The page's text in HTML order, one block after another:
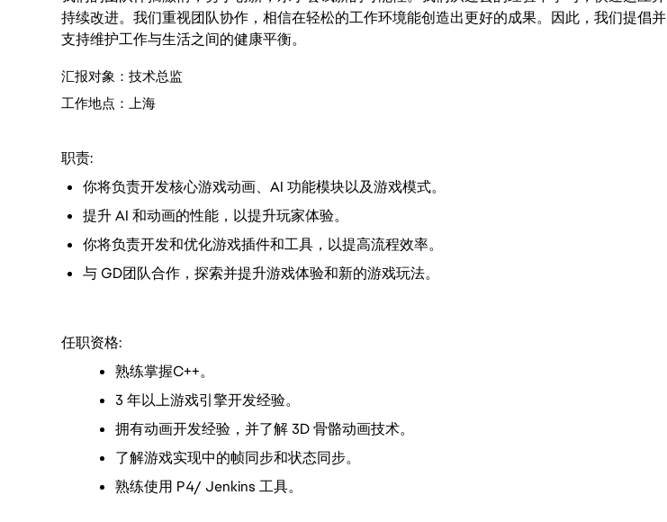
持续改进。我们重视团队协作，相信在轻松的工作环境能创造出更好的成果。因此，我们提倡并
支持维护工作与生活之间的健康平衡。
汇报对象：技术总监
工作地点：上海
职责:
你将负责开发核心游戏动画、AI 功能模块以及游戏模式。
提升 AI 和动画的性能，以提升玩家体验。
你将负责开发和优化游戏插件和工具，以提高流程效率。
与 GD团队合作，探索并提升游戏体验和新的游戏玩法。
任职资格:
熟练掌握C++。
3 年以上游戏引擎开发经验。
拥有动画开发经验，并了解 3D 骨骼动画技术。
了解游戏实现中的帧同步和状态同步。
熟练使用 P4/ Jenkins 工具。